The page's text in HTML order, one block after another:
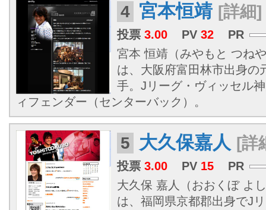
4 宮本恒靖 [詳細]
投票 3.00 PV 32
PR
宮本 恒靖（みやもと つね
は、大阪府富田林市出身の
手。Jリーグ・ヴィッセル
ィフェンダー（センターバック）。
5 大久保嘉人 [詳
投票 3.00 PV 15
PR
大久保 嘉人（おおくぼ よ
は、福岡県京都郡出身でJ